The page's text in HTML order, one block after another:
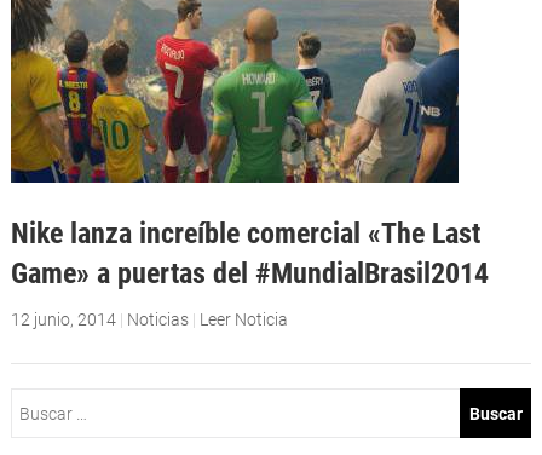
Nike lanza increíble comercial «The Last
Game» a puertas del #MundialBrasil2014
12 junio, 2014| Noticias | Leer Noticia